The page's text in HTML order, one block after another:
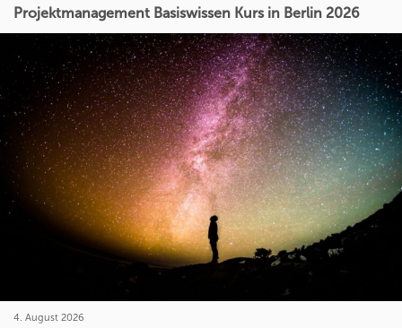
Projektmanagement Basiswissen Kurs in Berlin 2026
4. August 2026